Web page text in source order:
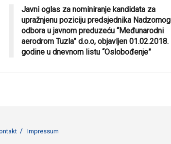
Javni oglas za nominiranje kandidata za
upražnjenu poziciju predsjednika Nadzornog
odbora u javnom preduzeću “Međunarodni
aerodrom Tuzla” d.o.o, objavljen 01.02.2018.
godine u dnevnom listu “Oslobođenje”
Impressum